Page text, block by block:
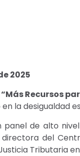
2025
“Más Recursos
la desigualdad
de alto
directora del
Tributaria